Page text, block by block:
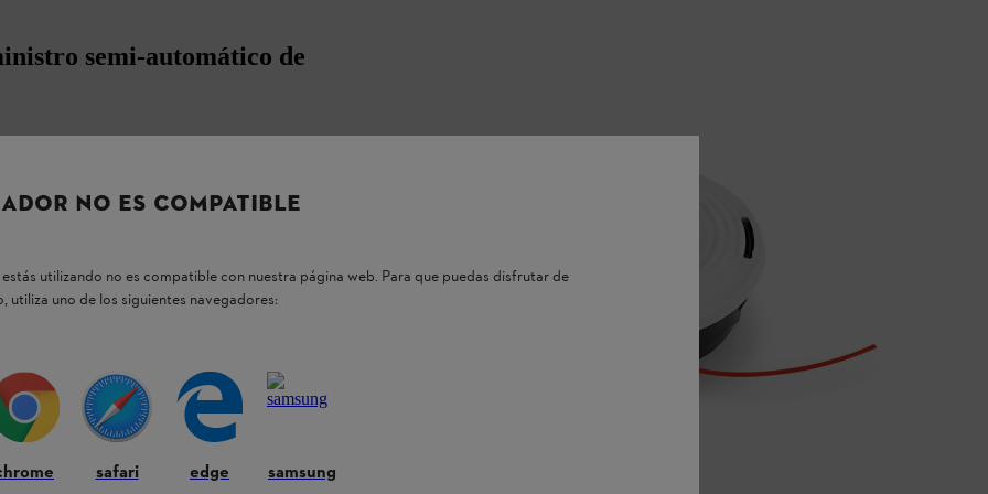
semi-automático de
de corte de dos hilos es ideal para
momento tocándola. Esto le ayudará a
adecuado para trabajaren bordes de
protección de corte especial o una
metálicas.
NO ES COMPATIBLE
utilizando no es compatible con nuestra página web. Para que puedas disfrutar de
utiliza uno de los siguientes navegadores:
safari edge samsung